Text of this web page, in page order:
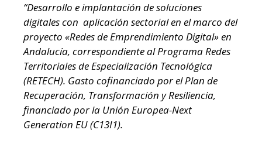
“Desarrollo e implantación de soluciones
digitales con aplicación sectorial en el marco del
proyecto «Redes de Emprendimiento Digital» en
Andalucía, correspondiente al Programa Redes
Territoriales de Especialización Tecnológica
(RETECH). Gasto cofinanciado por el Plan de
Recuperación, Transformación y Resiliencia,
financiado por la Unión Europea-Next
Generation EU (C13I1).